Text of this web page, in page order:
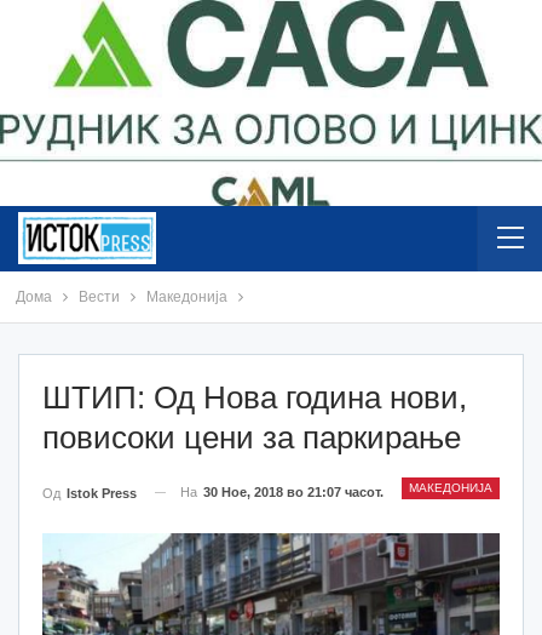
Дома Вести Македонија
ШТИП: Од Нова година нови,
повисоки цени за паркирање
МАКЕДОНИЈА
Од Istok Press На 30 Ное, 2018 во 21:07 часот.